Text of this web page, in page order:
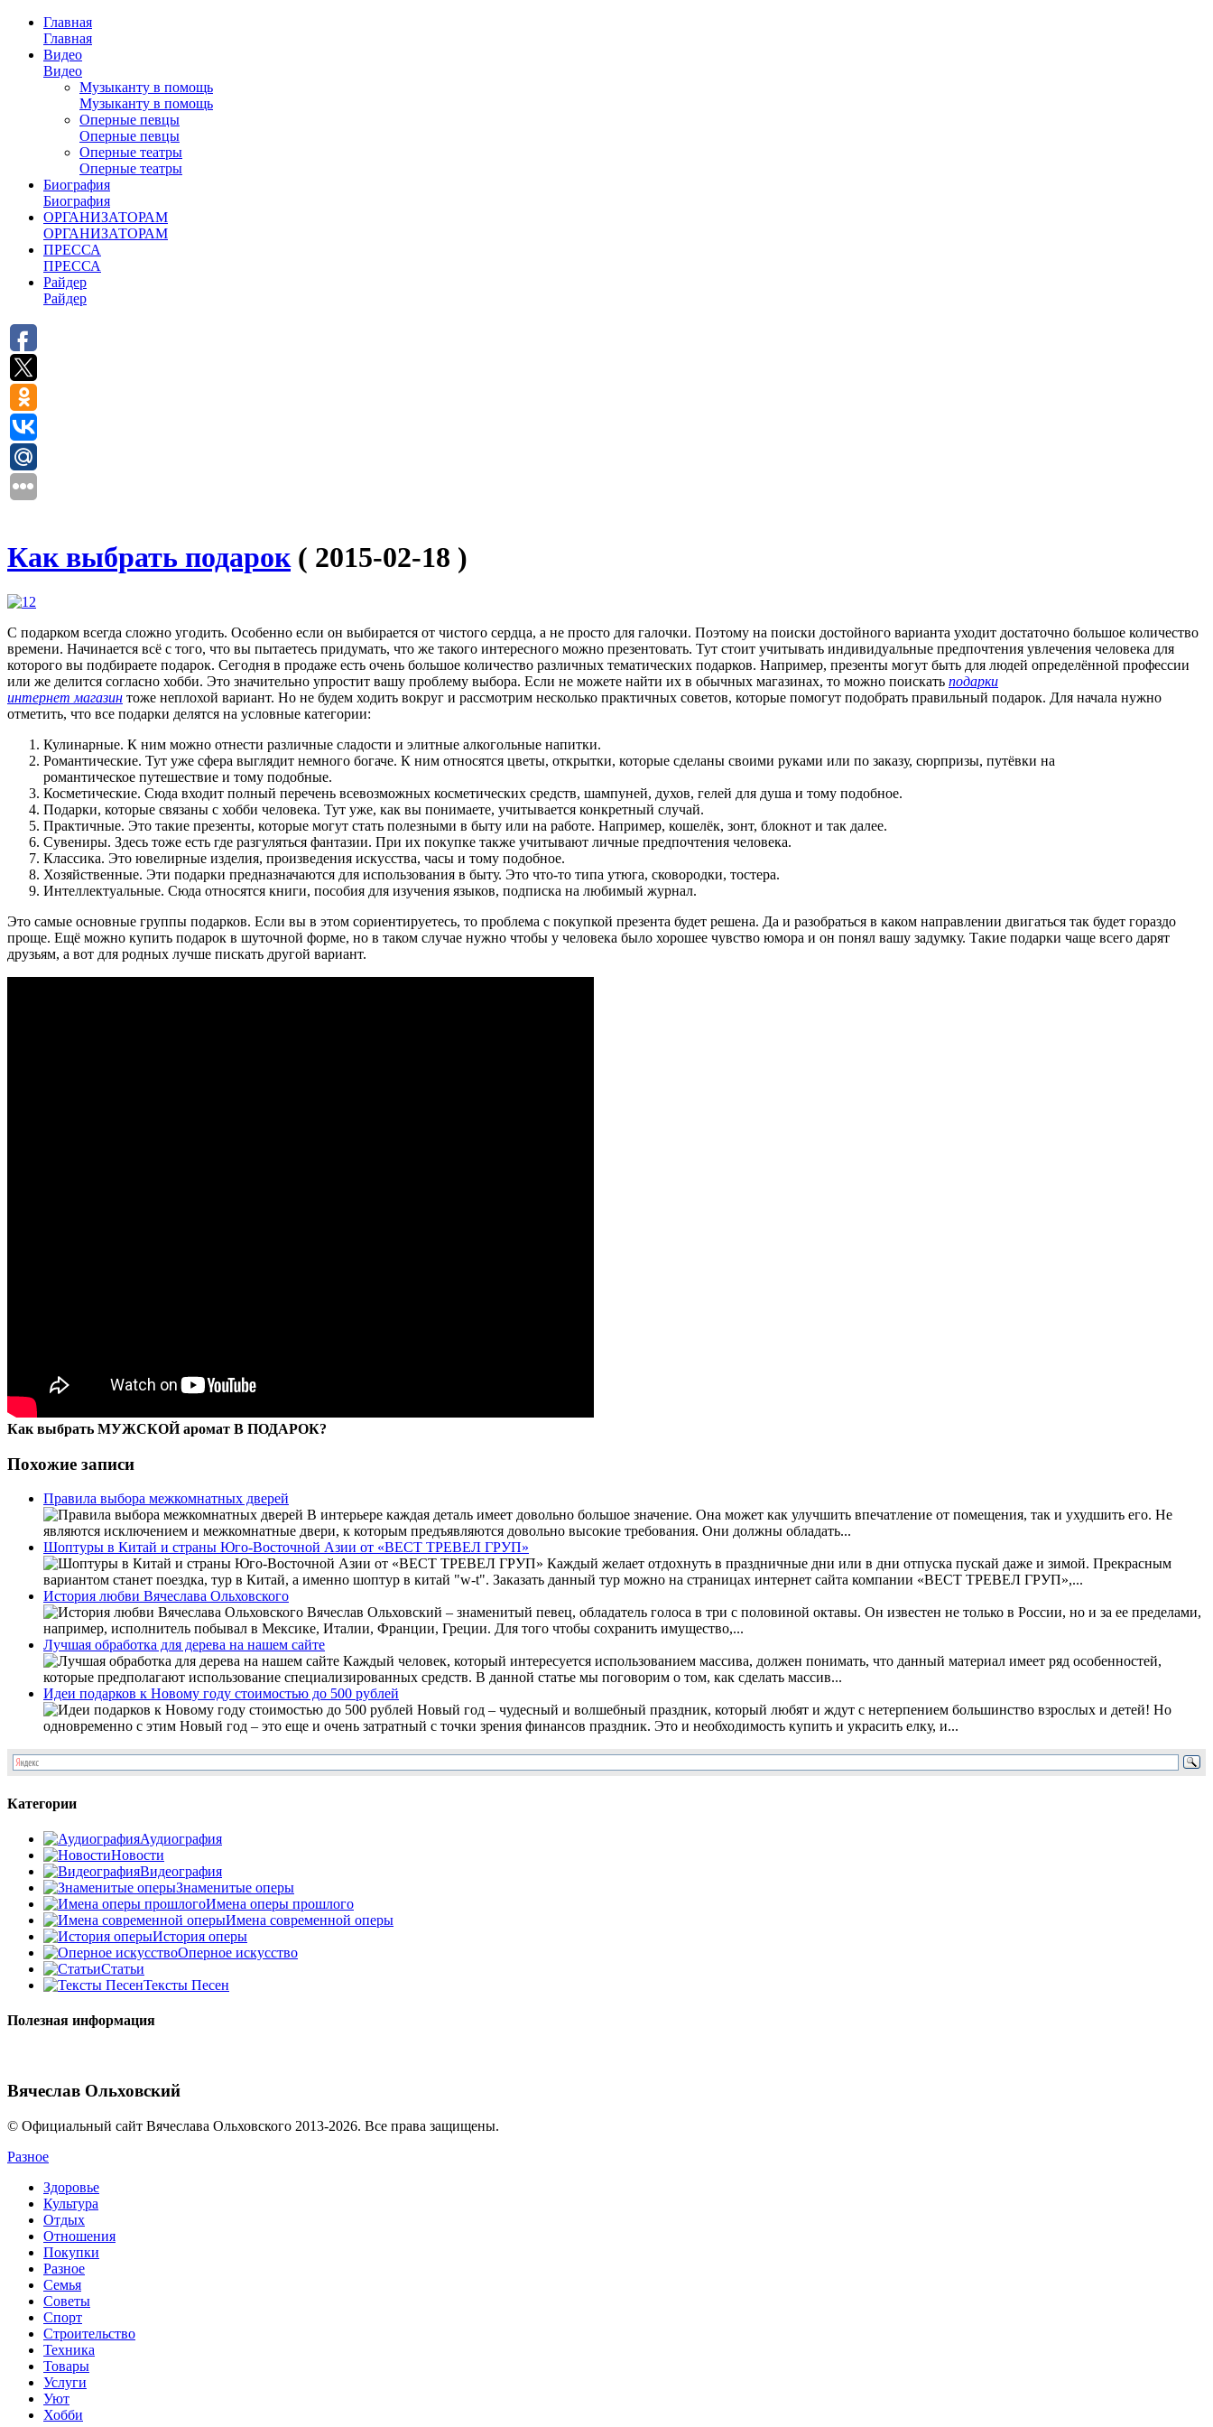
Главная
Главная
Видео
Видео
Музыканту в помощь
Музыканту в помощь
Оперные певцы
Оперные певцы
Оперные театры
Оперные театры
Биография
Биография
ОРГАНИЗАТОРАМ
ОРГАНИЗАТОРАМ
ПРЕССА
ПРЕССА
Райдер
Райдер
Как выбрать подарок ( 2015-02-18 )
С подарком всегда сложно угодить. Особенно если он выбирается от чистого сердца, а не просто для галочки. Поэтому на поиски достойного варианта уходит достаточно большое количество
времени. Начинается всё с того, что вы пытаетесь придумать, что же такого интересного можно презентовать. Тут стоит учитывать индивидуальные предпочтения увлечения человека для
которого вы подбираете подарок. Сегодня в продаже есть очень большое количество различных тематических подарков. Например, презенты могут быть для людей определённой профессии
или же делится согласно хобби. Это значительно упростит вашу проблему выбора. Если не можете найти их в обычных магазинах, то можно поискать подарки
интернет магазин тоже неплохой вариант. Но не будем ходить вокруг и рассмотрим несколько практичных советов, которые помогут подобрать правильный подарок. Для начала нужно
отметить, что все подарки делятся на условные категории:
Кулинарные. К ним можно отнести различные сладости и элитные алкогольные напитки.
Романтические. Тут уже сфера выглядит немного богаче. К ним относятся цветы, открытки, которые сделаны своими руками или по заказу, сюрпризы, путёвки на
романтическое путешествие и тому подобные.
Косметические. Сюда входит полный перечень всевозможных косметических средств, шампуней, духов, гелей для душа и тому подобное.
Подарки, которые связаны с хобби человека. Тут уже, как вы понимаете, учитывается конкретный случай.
Практичные. Это такие презенты, которые могут стать полезными в быту или на работе. Например, кошелёк, зонт, блокнот и так далее.
Сувениры. Здесь тоже есть где разгуляться фантазии. При их покупке также учитывают личные предпочтения человека.
Классика. Это ювелирные изделия, произведения искусства, часы и тому подобное.
Хозяйственные. Эти подарки предназначаются для использования в быту. Это что-то типа утюга, сковородки, тостера.
Интеллектуальные. Сюда относятся книги, пособия для изучения языков, подписка на любимый журнал.
Это самые основные группы подарков. Если вы в этом сориентируетесь, то проблема с покупкой презента будет решена. Да и разобраться в каком направлении двигаться так будет гораздо
проще. Ещё можно купить подарок в шуточной форме, но в таком случае нужно чтобы у человека было хорошее чувство юмора и он понял вашу задумку. Такие подарки чаще всего дарят
друзьям, а вот для родных лучше пискать другой вариант.
Как выбрать МУЖСКОЙ аромат В ПОДАРОК?
Похожие записи
Правила выбора межкомнатных дверей
В интерьере каждая деталь имеет довольно большое значение. Она может как улучшить впечатление от помещения, так и ухудшить его. Не
являются исключением и межкомнатные двери, к которым предъявляются довольно высокие требования. Они должны обладать...
Шоптуры в Китай и страны Юго-Восточной Азии от «ВЕСТ ТРЕВЕЛ ГРУП»
Каждый желает отдохнуть в праздничные дни или в дни отпуска пускай даже и зимой. Прекрасным
вариантом станет поездка, тур в Китай, а именно шоптур в китай "w-t". Заказать данный тур можно на страницах интернет сайта компании «ВЕСТ ТРЕВЕЛ ГРУП»,...
История любви Вячеслава Ольховского
Вячеслав Ольховский – знаменитый певец, обладатель голоса в три с половиной октавы. Он известен не только в России, но и за ее пределами,
например, исполнитель побывал в Мексике, Италии, Франции, Греции. Для того чтобы сохранить имущество,...
Лучшая обработка для дерева на нашем сайте
Каждый человек, который интересуется использованием массива, должен понимать, что данный материал имеет ряд особенностей,
которые предполагают использование специализированных средств. В данной статье мы поговорим о том, как сделать массив...
Идеи подарков к Новому году стоимостью до 500 рублей
Новый год – чудесный и волшебный праздник, который любят и ждут с нетерпением большинство взрослых и детей! Но
одновременно с этим Новый год – это еще и очень затратный с точки зрения финансов праздник. Это и необходимость купить и украсить елку, и...
Категории
Аудиография
Новости
Видеография
Знаменитые оперы
Имена оперы прошлого
Имена современной оперы
История оперы
Оперное искусство
Статьи
Тексты Песен
Полезная информация
Вячеслав Ольховский
© Официальный сайт Вячеслава Ольховского 2013-2026. Все права защищены.
Разное
Здоровье
Культура
Отдых
Отношения
Покупки
Разное
Семья
Советы
Спорт
Строительство
Техника
Товары
Услуги
Уют
Хобби